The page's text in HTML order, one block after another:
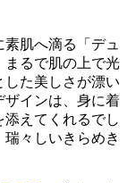
肌へ滴る「デュ
まるで肌の上で光
た美しさが漂い
ザインは、身に着
えてくれるでし
々しいきらめき